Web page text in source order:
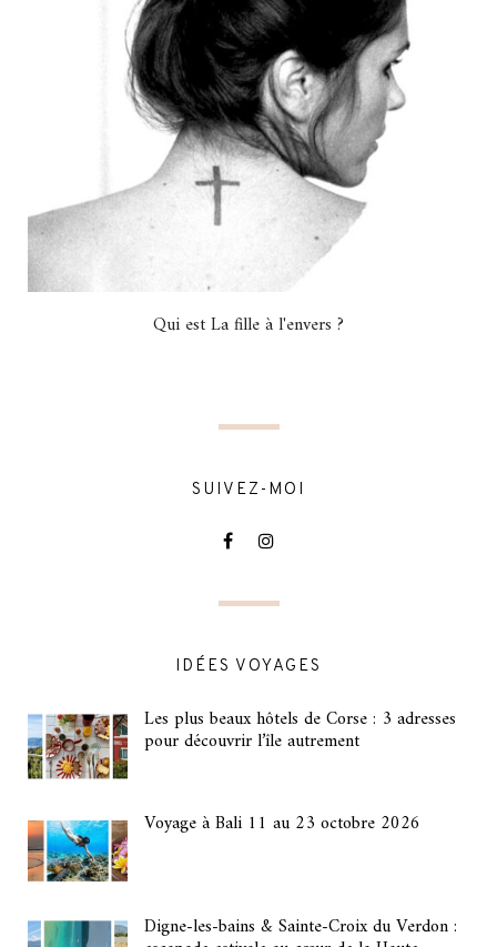
Qui est La fille à l'envers ?
SUIVEZ-MOI
IDÉES VOYAGES
Les plus beaux hôtels de Corse : 3 adresses
pour découvrir l’île autrement
Voyage à Bali 11 au 23 octobre 2026
Digne-les-bains & Sainte-Croix du Verdon :